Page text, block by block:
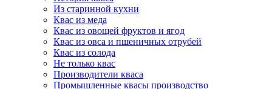
Из старинной кухни
Квас из меда
Квас из овощей фруктов и ягод
Квас из овса и пшеничных отрубей
Квас из солода
Не только квас
Производители кваса
Промышленные квасы производство